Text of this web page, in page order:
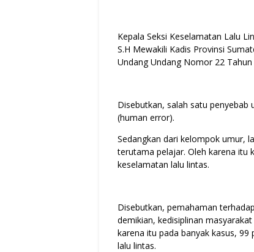
Kepala Seksi Keselamatan Lalu
S.H Mewakili Kadis Provinsi
Undang Undang Nomor 22
Disebutkan, salah satu
(human error).
Sedangkan dari kelompok umur,
terutama pelajar. Oleh karena itu
keselamatan lalu lintas.
Disebutkan, pemahaman
demikian, kedisiplinan
karena itu pada banyak kasus, 99
lalu lintas.